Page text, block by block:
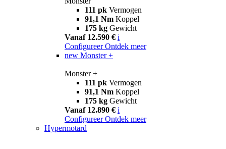
111 pk Vermogen
91,1 Nm Koppel
175 kg Gewicht
Vanaf 12.590 € i
Configureer Ontdek meer
new Monster +
Monster +
111 pk Vermogen
91,1 Nm Koppel
175 kg Gewicht
Vanaf 12.890 € i
Configureer Ontdek meer
Hypermotard